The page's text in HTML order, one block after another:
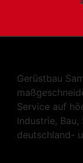
Gerüstbau
Service auf
Industrie,
deutschland-